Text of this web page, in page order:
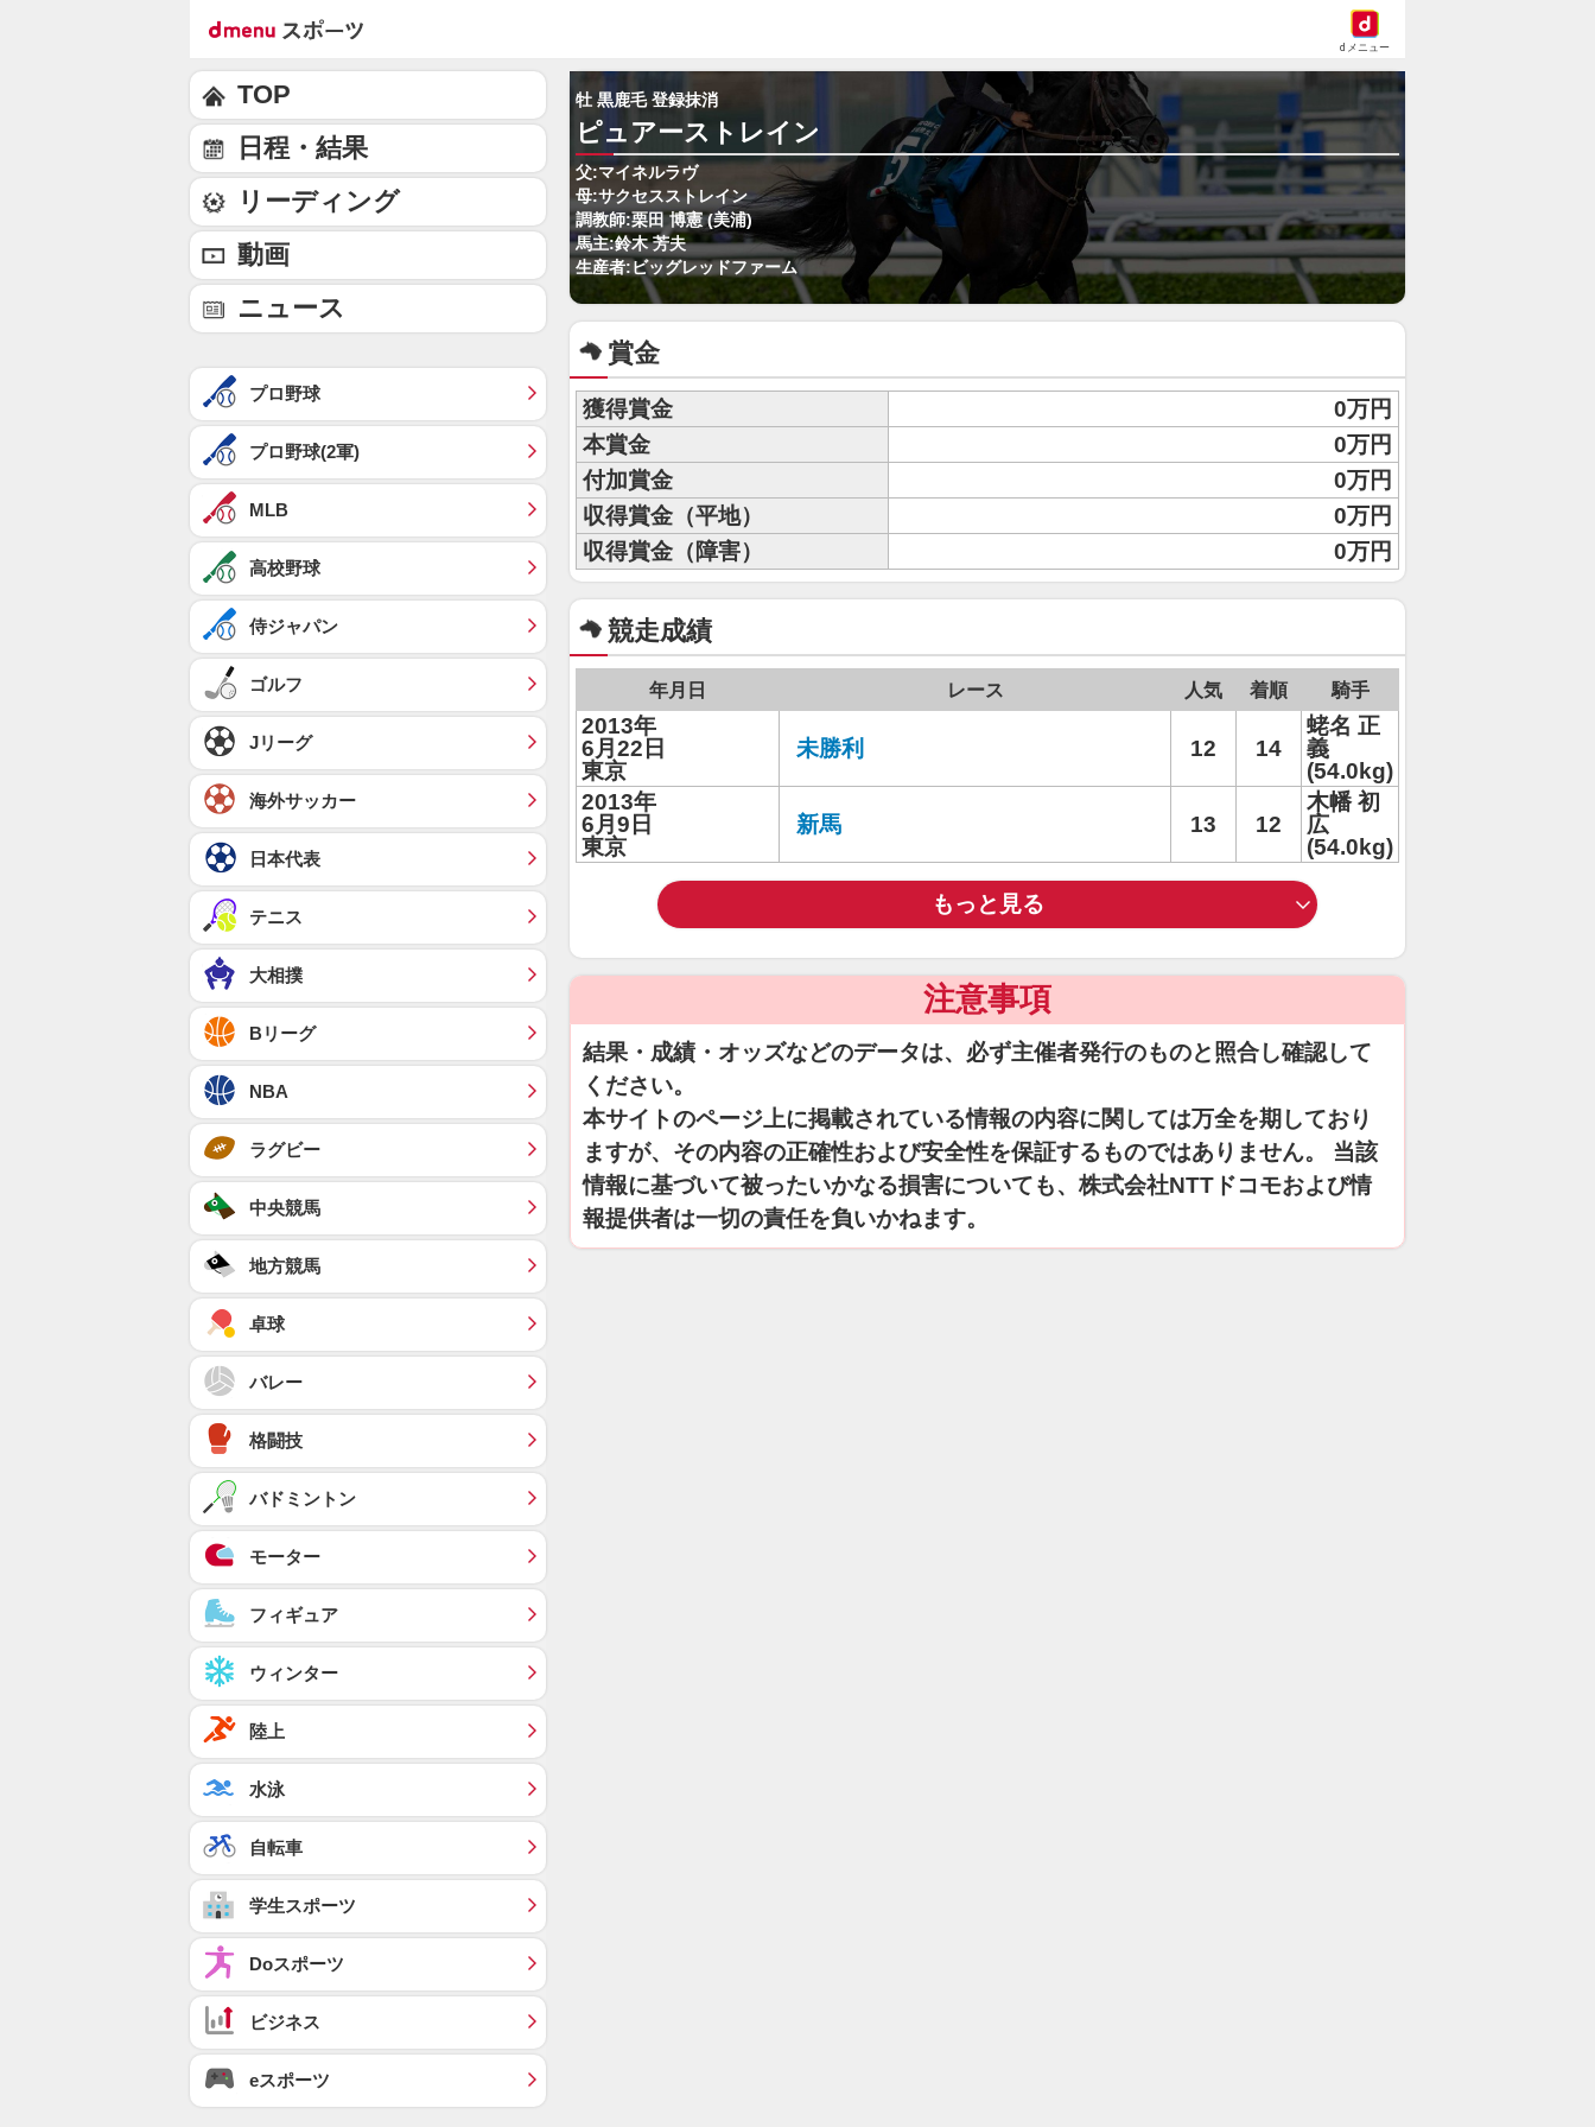
dメニュー
牡 黒鹿毛 登録抹消
ピュアーストレイン
父:マイネルラヴ
母:サクセスストレイン
調教師:栗田 博憲 (美浦)
馬主:鈴木 芳夫
生産者:ビッグレッドファーム
賞金
獲得賞金
0万円
本賞金
0万円
付加賞金
0万円
収得賞金（平地）
0万円
収得賞金（障害）
0万円
競走成績
年月日 レース 人気 着順 騎手
2013年
6月22日
東京
未勝利 12 14
蛯名 正
義
(54.0kg)
2013年
6月9日
東京
新馬 13 12
木幡 初
広
(54.0kg)
もっと見る
注意事項
結果・成績・オッズなどのデータは、必ず主催者発行のものと照合し確認して
ください。
本サイトのページ上に掲載されている情報の内容に関しては万全を期しており
ますが、その内容の正確性および安全性を保証するものではありません。 当該
情報に基づいて被ったいかなる損害についても、株式会社NTTドコモおよび情
報提供者は一切の責任を負いかねます。
TOP
日程・結果
リーディング
動画
ニュース
プロ野球
プロ野球(2軍)
MLB
高校野球
侍ジャパン
ゴルフ
Jリーグ
海外サッカー
日本代表
テニス
大相撲
Bリーグ
NBA
ラグビー
中央競馬
地方競馬
卓球
バレー
格闘技
バドミントン
モーター
フィギュア
ウィンター
陸上
水泳
自転車
学生スポーツ
Doスポーツ
ビジネス
eスポーツ